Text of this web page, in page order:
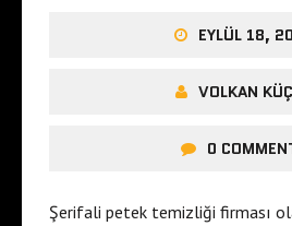
EYLÜL 18,
VOLKAN
0
Şerifali petek temizliği firması